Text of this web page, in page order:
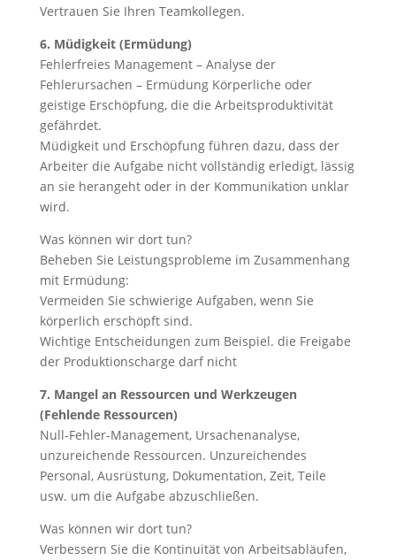
Vertrauen Sie Ihren Teamkollegen.
6. Müdigkeit (Ermüdung)
Fehlerfreies Management – Analyse der
Fehlerursachen – Ermüdung Körperliche oder
geistige Erschöpfung, die die Arbeitsproduktivität
gefährdet.
Müdigkeit und Erschöpfung führen dazu, dass der
Arbeiter die Aufgabe nicht vollständig erledigt, lässig
an sie herangeht oder in der Kommunikation unklar
wird.
Was können wir dort tun?
Beheben Sie Leistungsprobleme im Zusammenhang
mit Ermüdung:
Vermeiden Sie schwierige Aufgaben, wenn Sie
körperlich erschöpft sind.
Wichtige Entscheidungen zum Beispiel. die Freigabe
der Produktionscharge darf nicht
7. Mangel an Ressourcen und Werkzeugen
(Fehlende Ressourcen)
Null-Fehler-Management, Ursachenanalyse,
unzureichende Ressourcen. Unzureichendes
Personal, Ausrüstung, Dokumentation, Zeit, Teile
usw. um die Aufgabe abzuschließen.
Was können wir dort tun?
Verbessern Sie die Kontinuität von Arbeitsabläufen,